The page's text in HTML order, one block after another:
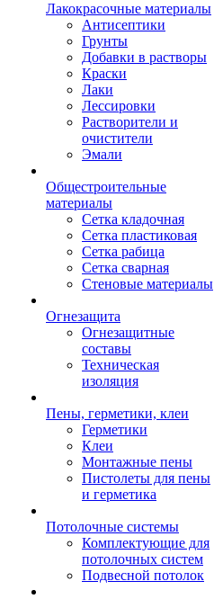
Лакокрасочные материалы
Антисептики
Грунты
Добавки в растворы
Краски
Лаки
Лессировки
Растворители и
очистители
Эмали
Общестроительные
материалы
Сетка кладочная
Сетка пластиковая
Сетка рабица
Сетка сварная
Стеновые материалы
Огнезащита
Огнезащитные
составы
Техническая
изоляция
Пены, герметики, клеи
Герметики
Клеи
Монтажные пены
Пистолеты для пены
и герметика
Потолочные системы
Комплектующие для
потолочных систем
Подвесной потолок